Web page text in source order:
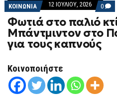
ΚΟΙΝΩΝΙΑ 12 ΙΟΥΛΊΟΥ, 2026 0
ON
ΣΤΟ
Φωτιά στο παλιό
Μπάντμιντον στο
για τους καπνούς
Κοινοποιήστε